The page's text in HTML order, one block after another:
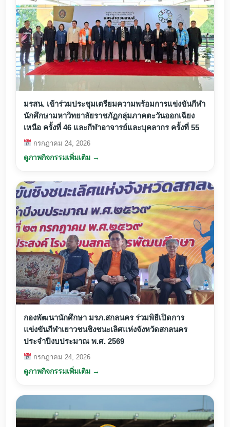
มรสน. เข้าร่วมประชุมเตรียมความพร้อมการแข่งขันกีฬา
นักศึกษามหาวิทยาลัยราชภัฏกลุ่มภาคตะวันออกเฉียง
เหนือ ครั้งที่ 46 และกีฬาอาจารย์และบุคลากร ครั้งที่ 55
กรกฎาคม 24, 2026
ดูภาพกิจกรรมเพิ่มเติม →
กองพัฒนานักศึกษา มรภ.สกลนคร ร่วมพิธีเปิดการ
แข่งขันกีฬาเยาวชนชิงชนะเลิศแห่งจังหวัดสกลนคร
ประจำปีงบประมาณ พ.ศ. 2569
กรกฎาคม 24, 2026
ดูภาพกิจกรรมเพิ่มเติม →